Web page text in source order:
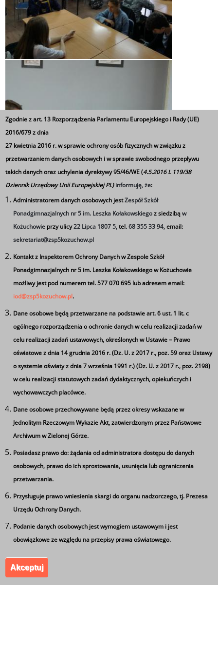
Ta strona wykorzystuje pliki cookie
Używamy informacji zapisanych za pomocą plików
korzystaniu z naszego serwisu. Mogą też korzystać z nich
współpracujące z nami firmy badawcze oraz reklamowe.
Jeżeli wyrażasz zgodę na zapisywanie informacji zawartej
w cookies kliknij na przycisk 'zgadzam się'. Jeśli nie
możesz zmienić w swojej przeglądarce.
Zgodnie z art. 13 Rozporządzenia Parlamentu Europejskiego i Rady (UE)
2016/679 z dnia
27 kwietnia 2016 r. w sprawie ochrony osób fizycznych w związku z
przetwarzaniem danych osobowych i w sprawie swobodnego przepływu
takich danych oraz uchylenia dyrektywy 95/46/WE (4.5.2016 L 119/38
Dziennik Urzędowy Unii Europejskiej PL)informuję, że:
Administratorem danych osobowych jestZespół Szkół
Ponadgimnazjalnych nr 5 im. Leszka Kołakowskiegoz siedzibąw
Kożuchowie przy ulicy22 Lipca 1807 5,tel.68 355 33 94,email:
sekretariat@zsp5kozuchow.pl
Kontakt z Inspektorem Ochrony Danych w Zespole Szkół
Ponadgimnazjalnych nr 5 im. Leszka Kołakowskiego w Kożuchowie
możliwy jest pod numerem tel. 577 070 695 lub adresem email:
iod@zsp5kozuchow.pl.
Dane osobowe będą przetwarzane na podstawie art. 6 ust. 1 lit. c
ogólnego rozporządzenia o ochronie danych w celu realizacji zadań w
celu realizacji zadań ustawowych, określonych w Ustawie – Prawo
oświatowe z dnia 14 grudnia 2016 r. (Dz. U. z 2017 r., poz. 59 oraz Ustawy
o systemie oświaty z dnia 7 września 1991 r.) (Dz. U. z 2017 r., poz. 2198)
w celu realizacji statutowych zadań dydaktycznych, opiekuńczych i
wychowawczych placówce.
Dane osobowe przechowywane będą przez okresy wskazane w
Jednolitym Rzeczowym Wykazie Akt, zatwierdzonym przez Państwowe
Archiwum w Zielonej Górze.
Posiadasz prawo do: żądania od administratora dostępu do danych
osobowych, prawo do ich sprostowania, usunięcia lub ograniczenia
przetwarzania.
Przysługuje prawo wniesienia skargi do organu nadzorczego, tj. Prezesa
Urzędu Ochrony Danych.
Podanie danych osobowych jest wymogiem ustawowym i jest
obowiązkowe ze względu na przepisy prawa oświatowego.
Akceptuj